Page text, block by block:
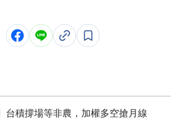
台積撐場等非農，加權多空搶月線